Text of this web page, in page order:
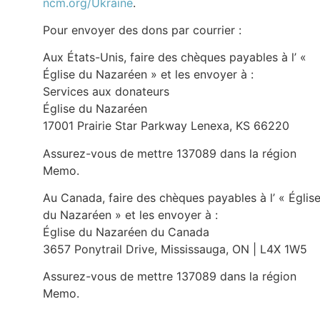
Pour envoyer des dons par courrier :
Aux États-Unis, faire des chèques payables à l’ «
Église du Nazaréen » et les envoyer à :
Services aux donateurs
Église du Nazaréen
17001 Prairie Star Parkway Lenexa, KS 66220
Assurez-vous de mettre 137089 dans la région
Memo.
Au Canada, faire des chèques payables à l’ « Église
du Nazaréen » et les envoyer à :
Église du Nazaréen du Canada
3657 Ponytrail Drive, Mississauga, ON | L4X 1W5
Assurez-vous de mettre 137089 dans la région
Memo.